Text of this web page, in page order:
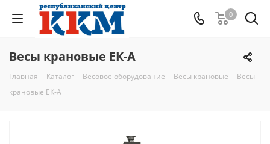
0
Весы крановые ЕК-А
Главная - Каталог - Весовое оборудование - Весы крановые - Весы
крановые ЕК-А